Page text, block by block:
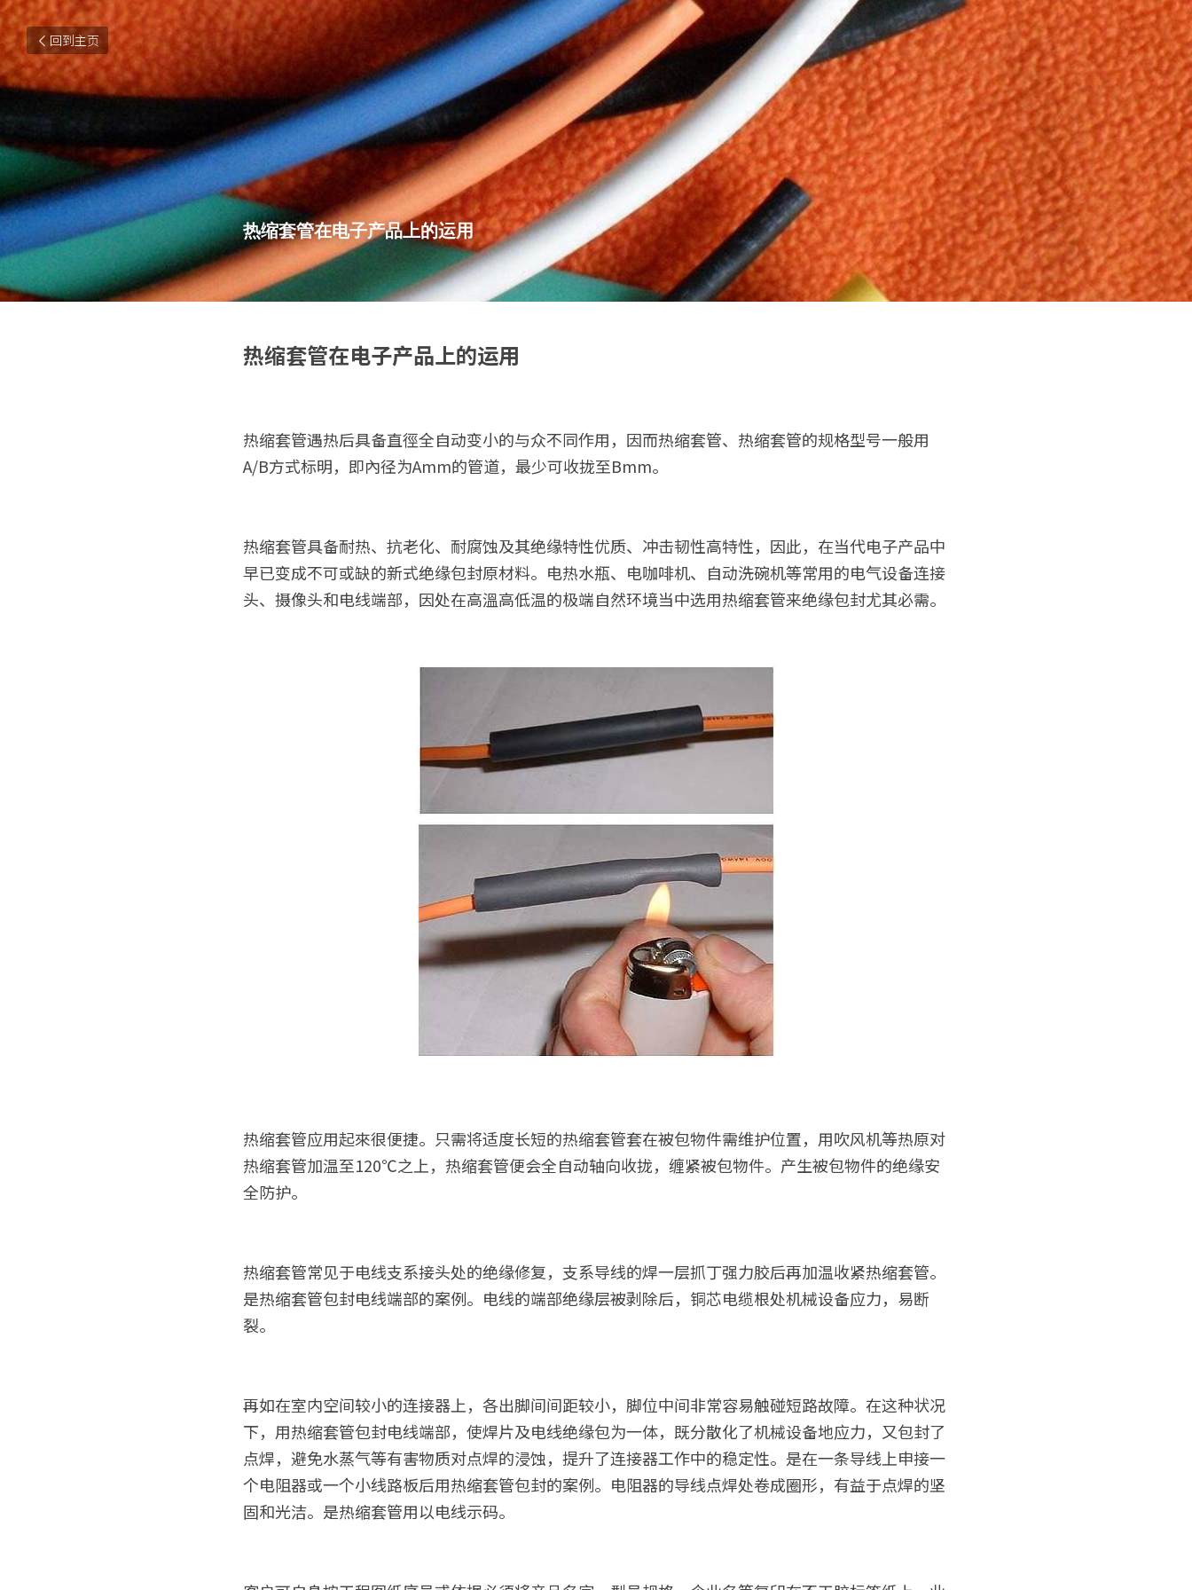
回到主页
热缩套管在电子产品上的运用
热缩套管在电子产品上的运用
热缩套管遇热后具备直徑全自动变小的与众不同作用，因而热缩套管、热缩套管的规格型号一般用
A/B方式标明，即內径为Amm的管道，最少可收拢至Bmm。
热缩套管具备耐热、抗老化、耐腐蚀及其绝缘特性优质、冲击韧性高特性，因此，在当代电子产品中
早已变成不可或缺的新式绝缘包封原材料。电热水瓶、电咖啡机、自动洗碗机等常用的电气设备连接
头、摄像头和电线端部，因处在高溫高低温的极端自然环境当中选用热缩套管来绝缘包封尤其必需。
热缩套管应用起來很便捷。只需将适度长短的热缩套管套在被包物件需维护位置，用吹风机等热原对
热缩套管加温至120℃之上，热缩套管便会全自动轴向收拢，缠紧被包物件。产生被包物件的绝缘安
全防护。
热缩套管常见于电线支系接头处的绝缘修复，支系导线的焊一层抓丁强力胶后再加温收紧热缩套管。
是热缩套管包封电线端部的案例。电线的端部绝缘层被剥除后，铜芯电缆根处机械设备应力，易断
裂。
再如在室内空间较小的连接器上，各出脚间间距较小，脚位中间非常容易触碰短路故障。在这种状况
下，用热缩套管包封电线端部，使焊片及电线绝缘包为一体，既分散化了机械设备地应力，又包封了
点焊，避免水蒸气等有害物质对点焊的浸蚀，提升了连接器工作中的稳定性。是在一条导线上申接一
个电阻器或一个小线路板后用热缩套管包封的案例。电阻器的导线点焊处卷成圈形，有益于点焊的坚
固和光洁。是热缩套管用以电线示码。